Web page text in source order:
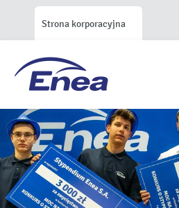
Strona korporacyjna